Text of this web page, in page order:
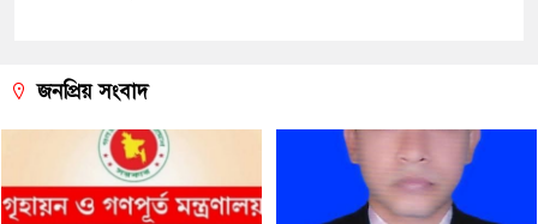
জনপ্রিয় সংবাদ